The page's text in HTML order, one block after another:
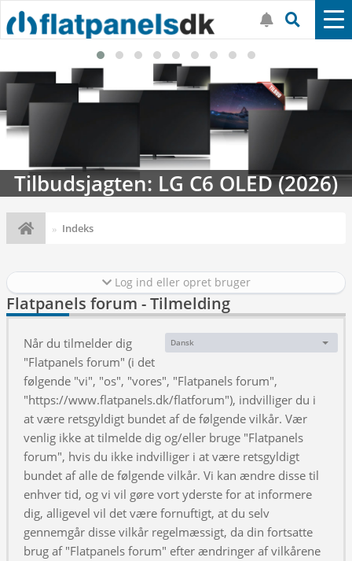
Tilbudsjagten: LG C6 OLED (2026)
Indeks
Log ind eller opret bruger
Flatpanels forum - Tilmelding
Sprog:
Dansk
Når du tilmelder dig
"Flatpanels forum" (i det
følgende "vi", "os", "vores", "Flatpanels forum",
"https://www.flatpanels.dk/flatforum"), indvilliger du i
at være retsgyldigt bundet af de følgende vilkår. Vær
venlig ikke at tilmelde dig og/eller bruge "Flatpanels
forum", hvis du ikke indvilliger i at være retsgyldigt
bundet af alle de følgende vilkår. Vi kan ændre disse til
enhver tid, og vi vil gøre vort yderste for at informere
dig, alligevel vil det være fornuftigt, at du selv
gennemgår disse vilkår regelmæssigt, da din fortsatte
brug af "Flatpanels forum" efter ændringer af vilkårene